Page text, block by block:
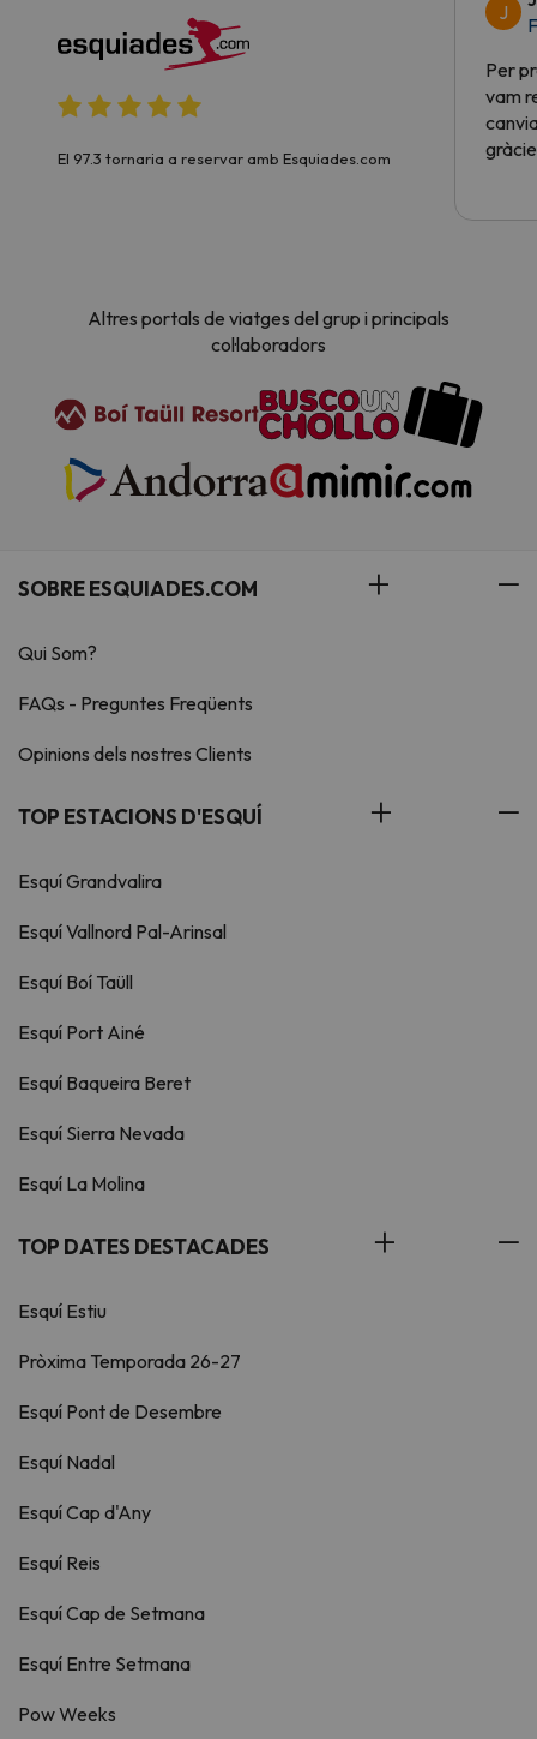
El 97.3 tornaria a reservar amb Esquiades.com
J
Per
vam
Altres portals de viatges del grup i principals
col·laboradors
SOBRE ESQUIADES.COM
Qui Som?
FAQs - Preguntes Freqüents
Opinions dels nostres Clients
TOP ESTACIONS D'ESQUÍ
Esquí Grandvalira
Esquí Vallnord Pal-Arinsal
Esquí Boí Taüll
Esquí Port Ainé
Esquí Baqueira Beret
Esquí Sierra Nevada
Esquí La Molina
TOP DATES DESTACADES
Esquí Estiu
Pròxima Temporada 26-27
Esquí Pont de Desembre
Esquí Nadal
Esquí Cap d'Any
Esquí Reis
Esquí Cap de Setmana
Esquí Entre Setmana
Pow Weeks